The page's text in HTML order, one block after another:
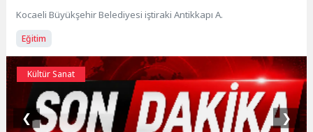
Kocaeli Büyükşehir Belediyesi iştiraki Antikkapı A.
Eğitim
Kültür Sanat
❮ ❯